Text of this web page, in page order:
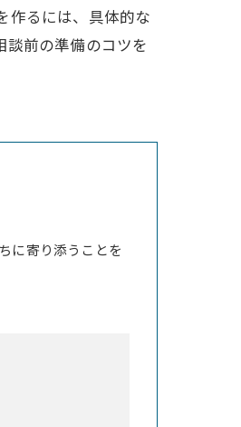
作るには、具体的な
前の準備のコツを
に寄り添うことを